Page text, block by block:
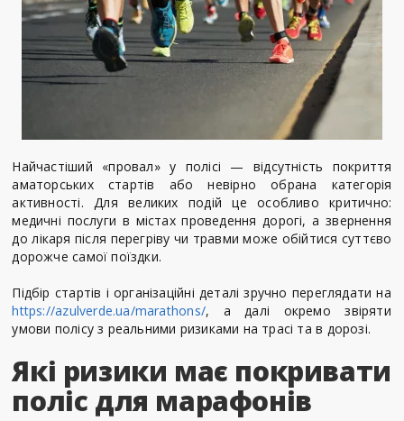
Найчастіший «провал» у полісі — відсутність покриття
аматорських стартів або невірно обрана категорія
активності. Для великих подій це особливо критично:
медичні послуги в містах проведення дорогі, а звернення
до лікаря після перегріву чи травми може обійтися суттєво
дорожче самої поїздки.
Підбір стартів і організаційні деталі зручно переглядати на
https://azulverde.ua/marathons/, а далі окремо звіряти
умови полісу з реальними ризиками на трасі та в дорозі.
Які ризики має покривати
поліс для марафонів